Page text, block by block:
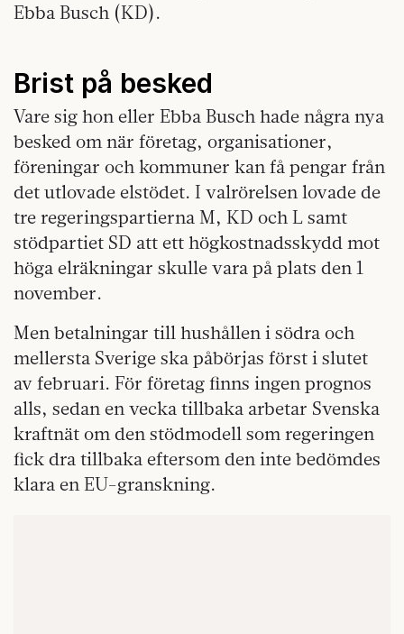
Ebba Busch (KD).
Brist på besked
Vare sig hon eller Ebba Busch hade några nya
besked om när företag, organisationer,
föreningar och kommuner kan få pengar från
det utlovade elstödet. I valrörelsen lovade de
tre regeringspartierna M, KD och L samt
stödpartiet SD att ett högkostnadsskydd mot
höga elräkningar skulle vara på plats den 1
november.
Men betalningar till hushållen i södra och
mellersta Sverige ska påbörjas först i slutet
av februari. För företag finns ingen prognos
alls, sedan en vecka tillbaka arbetar Svenska
kraftnät om den stödmodell som regeringen
fick dra tillbaka eftersom den inte bedömdes
klara en EU-granskning.